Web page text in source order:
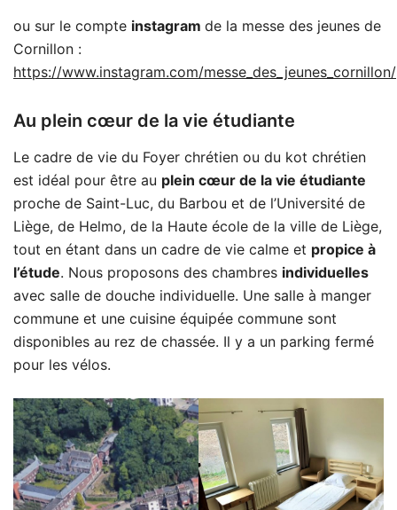
ou sur le compte instagram de la messe des jeunes de
Cornillon :
https://www.instagram.com/messe_des_jeunes_cornillon/
Au plein cœur de la vie étudiante
Le cadre de vie du Foyer chrétien ou du kot chrétien
est idéal pour être au plein cœur de la vie étudiante
proche de Saint-Luc, du Barbou et de l’Université de
Liège, de Helmo, de la Haute école de la ville de Liège,
tout en étant dans un cadre de vie calme et propice à
l’étude. Nous proposons des chambres individuelles
avec salle de douche individuelle. Une salle à manger
commune et une cuisine équipée commune sont
disponibles au rez de chassée. Il y a un parking fermé
pour les vélos.